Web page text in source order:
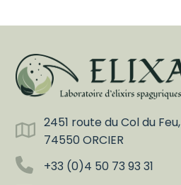
2451 route du Col du Feu,
74550 ORCIER
+33 (0)4 50 73 93 31